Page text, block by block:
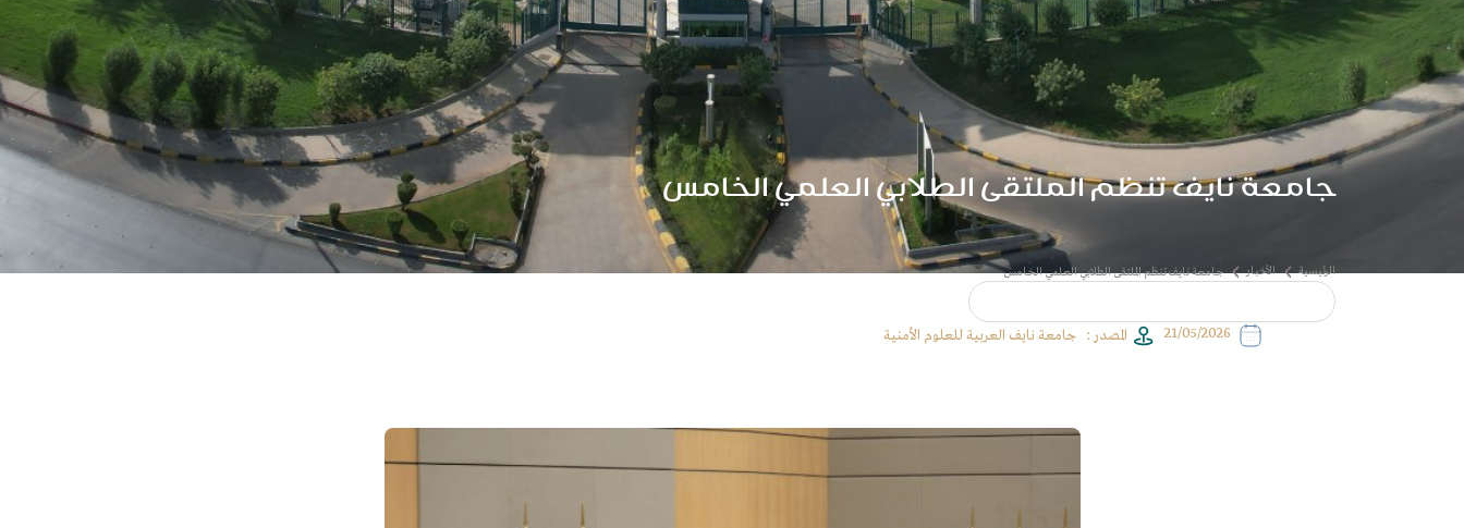
جامعة نايف تنظم الملتقى الطلابي العلمي الخامس
21/05/2026 المصدر : جامعة نايف العربية للعلوم الأمنية